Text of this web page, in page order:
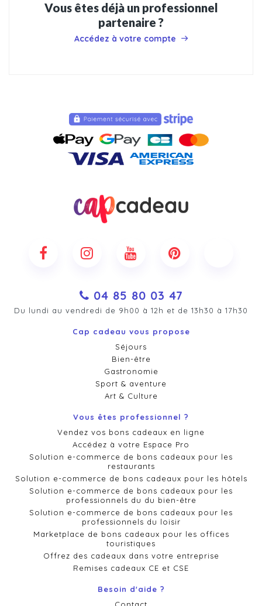
Vous êtes déjà un professionnel
partenaire ?
Accédez à votre compte
04 85 80 03 47
Du lundi au vendredi de 9h00 à 12h et de 13h30 à 17h30
Cap cadeau vous propose
Séjours
Bien-être
Gastronomie
Sport & aventure
Art & Culture
Vous êtes professionnel ?
Vendez vos bons cadeaux en ligne
Accédez à votre Espace Pro
Solution e-commerce de bons cadeaux pour les
restaurants
Solution e-commerce de bons cadeaux pour les hôtels
Solution e-commerce de bons cadeaux pour les
professionnels du du bien-être
Solution e-commerce de bons cadeaux pour les
professionnels du loisir
Marketplace de bons cadeaux pour les offices
touristiques
Offrez des cadeaux dans votre entreprise
Remises cadeaux CE et CSE
Besoin d'aide ?